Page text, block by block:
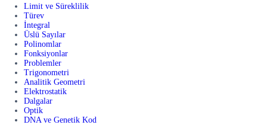
Limit ve Süreklilik
Türev
İntegral
Üslü Sayılar
Polinomlar
Fonksiyonlar
Problemler
Trigonometri
Analitik Geometri
Elektrostatik
Dalgalar
Optik
DNA ve Genetik Kod